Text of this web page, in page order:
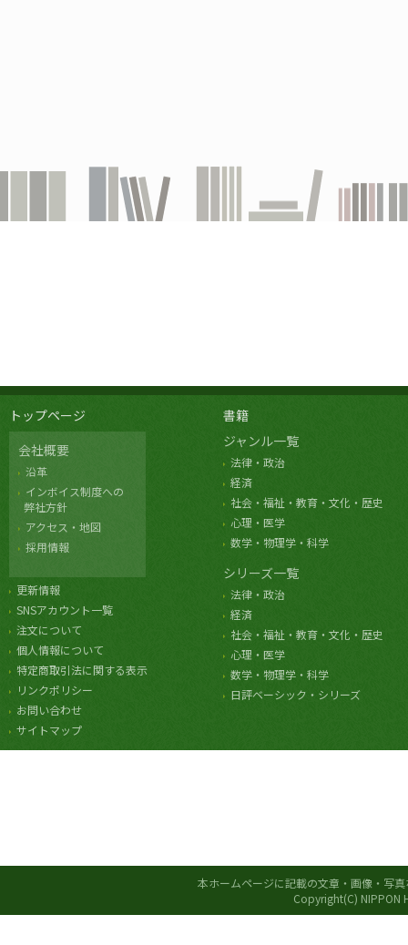
トップページ
会社概要
沿革
インボイス制度への
弊社方針
アクセス・地図
採用情報
更新情報
SNSアカウント一覧
注文について
個人情報について
特定商取引法に関する表示
リンクポリシー
お問い合わせ
サイトマップ
書籍
ジャンル一覧
法律・政治
経済
社会・福祉・教育・文化・歴史
心理・医学
数学・物理学・科学
シリーズ一覧
法律・政治
経済
社会・福祉・教育・文化・歴史
心理・医学
数学・物理学・科学
日評ベーシック・シリーズ
本ホームページに記載の文章・画像・写
Copyright(C) NIPPON